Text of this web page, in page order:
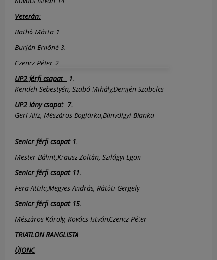
Veterán:
Bathó Márta 1.
Burján Ernőné 3.
Czencz Péter 2.
UP2 férfi csapat
1.
Kendeh Sebestyén, Szabó Mihály,Demjén Szabolcs
UP2 lány csapat 7.
Geri Alíz, Mészáros Boglárka,Bánvölgyi Blanka
Senior férfi csapat 1.
Mester Bálint,Krausz Zoltán, Szilágyi Egon
Senior férfi csapat 11.
Fera Attila,Megyes András, Rátóti Gergely
Senior férfi csapat 15.
Mészáros Károly, Kovács István,Czencz Péter
TRIATLON RANGLISTA
ÚJONC